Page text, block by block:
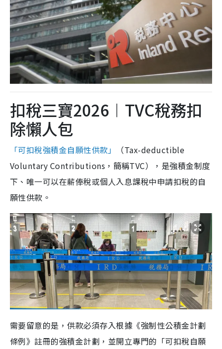
扣稅三寶2026︱TVC稅務扣
除懶人包
「可扣稅強積金自願性供款」
（Tax-deductible
Voluntary Contributions，簡稱TVC），是強積金制度
下、唯一可以在薪俸稅或個人入息課稅中申請扣稅的自
願性供款。
需要留意的是，供款必須存入根據《強制性公積金計劃
條例》註冊的強積金計劃，並開立專門的「可扣稅自願